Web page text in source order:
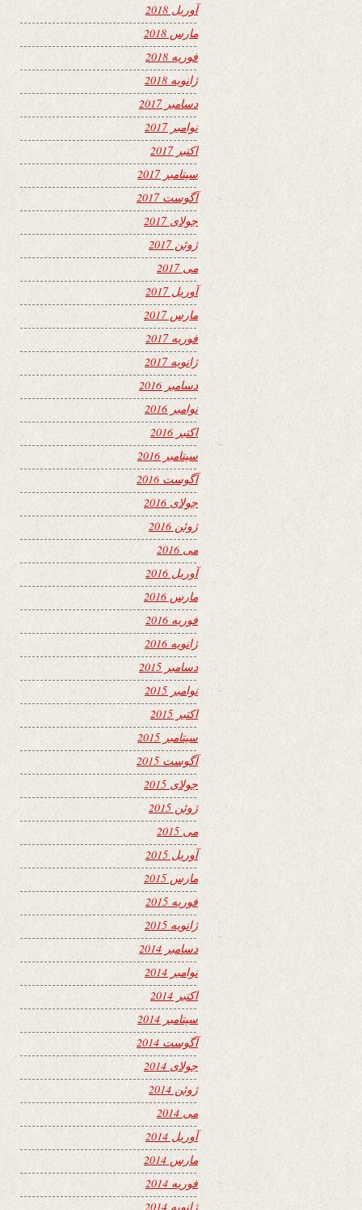
آوریل 2018
مارس 2018
فوریه 2018
ژانویه 2018
دسامبر 2017
نوامبر 2017
اکتبر 2017
سپتامبر 2017
آگوست 2017
جولای 2017
ژوئن 2017
می 2017
آوریل 2017
مارس 2017
فوریه 2017
ژانویه 2017
دسامبر 2016
نوامبر 2016
اکتبر 2016
سپتامبر 2016
آگوست 2016
جولای 2016
ژوئن 2016
می 2016
آوریل 2016
مارس 2016
فوریه 2016
ژانویه 2016
دسامبر 2015
نوامبر 2015
اکتبر 2015
سپتامبر 2015
آگوست 2015
جولای 2015
ژوئن 2015
می 2015
آوریل 2015
مارس 2015
فوریه 2015
ژانویه 2015
دسامبر 2014
نوامبر 2014
اکتبر 2014
سپتامبر 2014
آگوست 2014
جولای 2014
ژوئن 2014
می 2014
آوریل 2014
مارس 2014
فوریه 2014
ژانویه 2014